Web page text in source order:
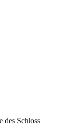
des Schloss